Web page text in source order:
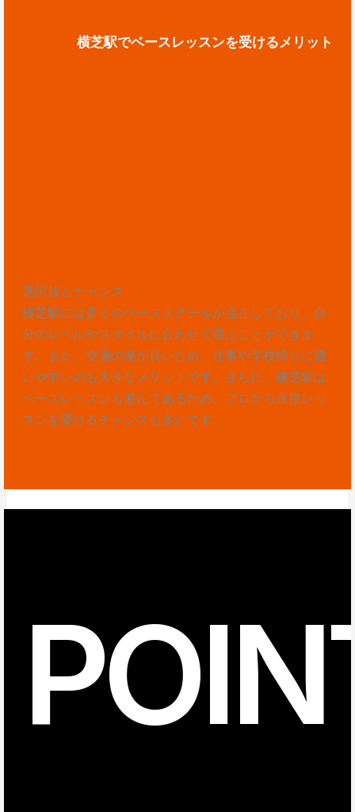
横芝駅でベースレッスンを受けるメリット
選択肢とチャンス
横芝駅には多くのベーススクールが点在しており、自
分のレベルやスタイルに合わせて選ぶことができま
す。また、交通の便が良いため、仕事や学校帰りに通
いやすいのも大きなメリットです。さらに、横芝駅は
ベースレッスンも盛んであるため、プロから直接レッ
スンを受けるチャンスも多いです。